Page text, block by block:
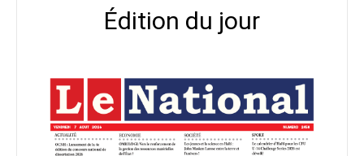
Édition du jour